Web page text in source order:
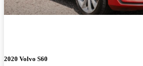
2020 Volvo S60